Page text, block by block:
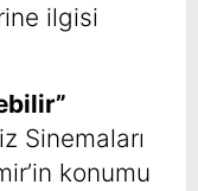
ilgisi
Sinemaları
konumu